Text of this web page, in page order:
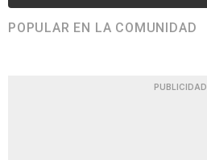
POPULAR EN LA COMUNIDAD
PUBLICIDAD